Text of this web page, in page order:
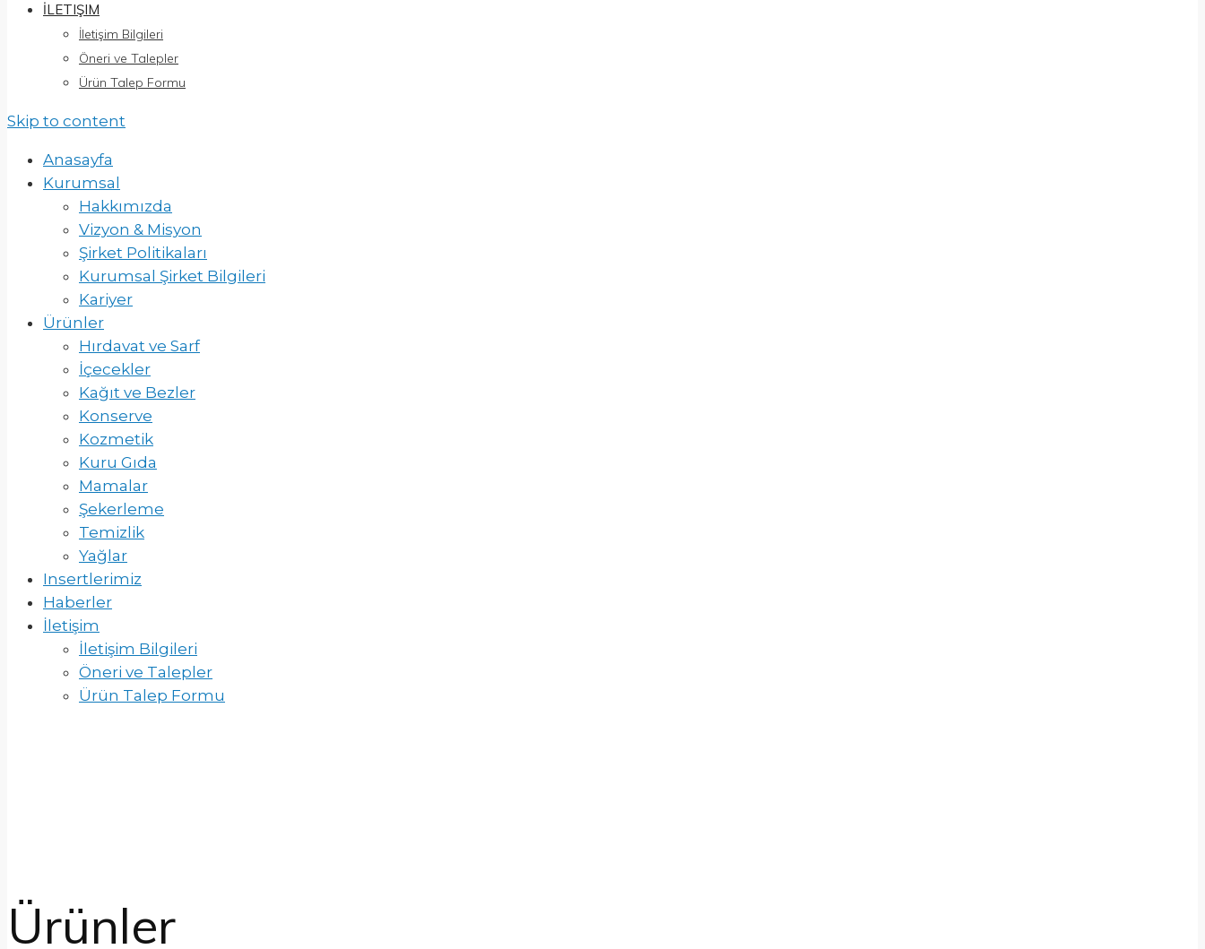
İLETIŞIM
İletişim Bilgileri
Öneri ve Talepler
Ürün Talep Formu
Skip to content
Anasayfa
Kurumsal
Hakkımızda
Vizyon & Misyon
Şirket Politikaları
Kurumsal Şirket Bilgileri
Kariyer
Ürünler
Hırdavat ve Sarf
İçecekler
Kağıt ve Bezler
Konserve
Kozmetik
Kuru Gıda
Mamalar
Şekerleme
Temizlik
Yağlar
Insertlerimiz
Haberler
İletişim
İletişim Bilgileri
Öneri ve Talepler
Ürün Talep Formu
Ürünler